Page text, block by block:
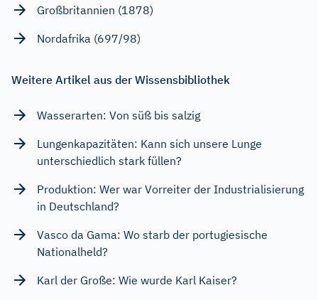
Großbritannien (1878)
Nordafrika (697/98)
Weitere Artikel aus der Wissensbibliothek
Wasserarten: Von süß bis salzig
Lungenkapazitäten: Kann sich unsere Lunge
unterschiedlich stark füllen?
Produktion: Wer war Vorreiter der Industrialisierung
in Deutschland?
Vasco da Gama: Wo starb der portugiesische
Nationalheld?
Karl der Große: Wie wurde Karl Kaiser?